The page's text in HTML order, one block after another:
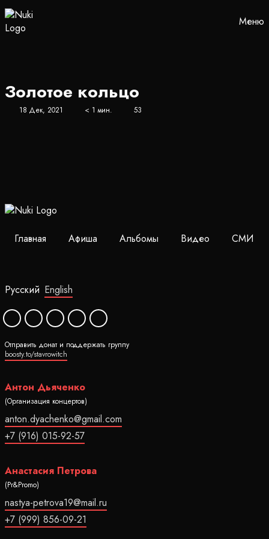
Меню
Золотое кольцо
18 Дек, 2021 < 1 мин. 53
Главная Афиша Альбомы Видео СМИ
Русский English
Отправить донат и поддержать группу
boosty.to/stavrowitch
Антон Дьяченко
(Организация концертов)
anton.dyachenko@gmail.com
+7 (916) 015-92-57
Анастасия Петрова
(Pr&Promo)
nastya-petrova19@mail.ru
+7 (999) 856-09-21